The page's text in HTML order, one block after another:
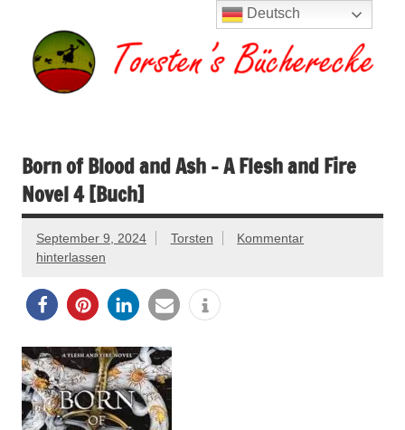
springen
Born of Blood and Ash – A Flesh and Fire
Novel 4 [Buch]
September 9, 2024 Torsten
Kommentar
hinterlassen
Deutsch